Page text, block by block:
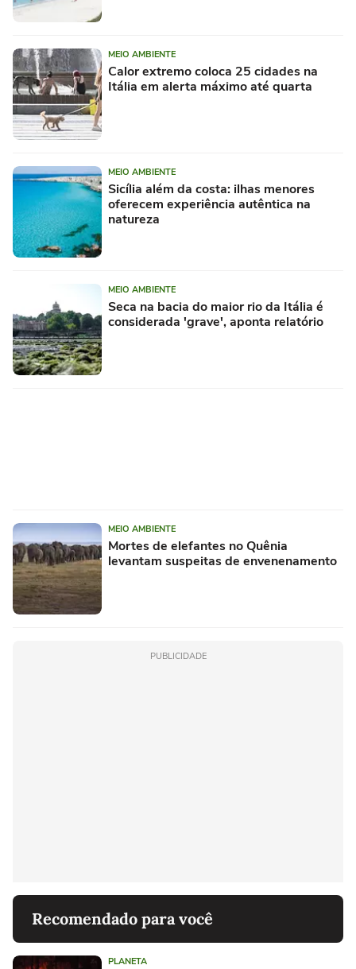
MEIO AMBIENTE
Calor extremo coloca 25 cidades na
Itália em alerta máximo até quarta
MEIO AMBIENTE
Sicília além da costa: ilhas menores
oferecem experiência autêntica na
natureza
MEIO AMBIENTE
Seca na bacia do maior rio da Itália é
considerada 'grave', aponta relatório
MEIO AMBIENTE
Mortes de elefantes no Quênia
levantam suspeitas de envenenamento
PUBLICIDADE
Recomendado para você
PLANETA